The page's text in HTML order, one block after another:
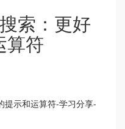
索：更好
算符
提示和运算符-学习分享-